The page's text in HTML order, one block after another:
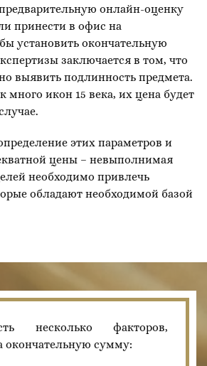
онлайн-оценку
принести в офис на
установить окончательную
заключается в том, что
выявить подлинность предмета.
много икон 15 века, их цена будет
этих параметров и
цены – невыполнимая
необходимо привлечь
обладают необходимой базой
несколько факторов,
сумму: